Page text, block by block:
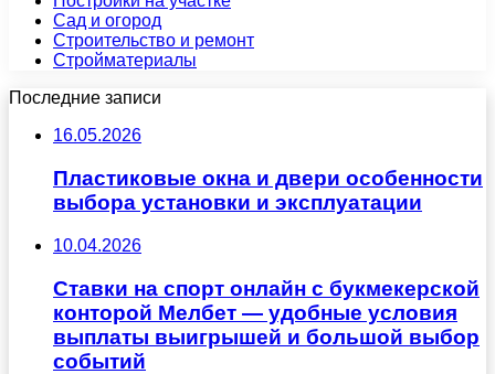
Сад и огород
Строительство и ремонт
Стройматериалы
Последние записи
16.05.2026
Пластиковые окна и двери особенности
выбора установки и эксплуатации
10.04.2026
Ставки на спорт онлайн с букмекерской
конторой Мелбет — удобные условия
выплаты выигрышей и большой выбор
событий